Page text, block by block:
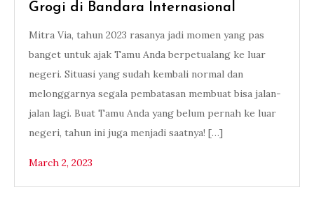
Grogi di Bandara Internasional
Mitra Via, tahun 2023 rasanya jadi momen yang pas
banget untuk ajak Tamu Anda berpetualang ke luar
negeri. Situasi yang sudah kembali normal dan
melonggarnya segala pembatasan membuat bisa jalan-
jalan lagi. Buat Tamu Anda yang belum pernah ke luar
negeri, tahun ini juga menjadi saatnya! […]
March 2, 2023